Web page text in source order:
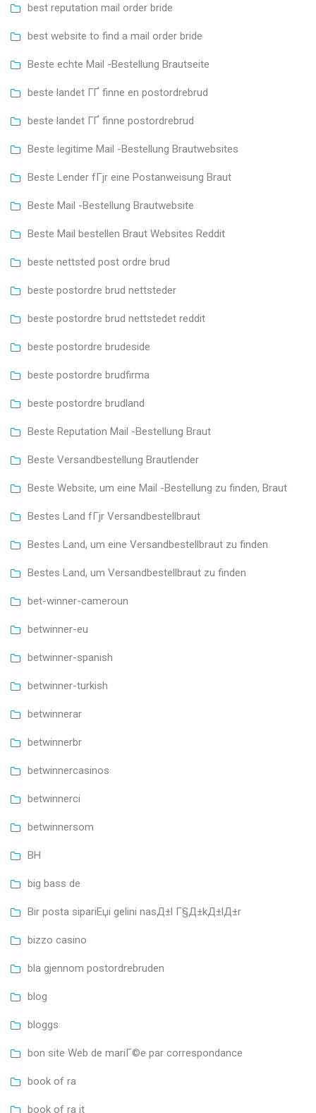
best reputation mail order bride
best website to find a mail order bride
Beste echte Mail -Bestellung Brautseite
beste landet ГҐ finne en postordrebrud
beste landet ГҐ finne postordrebrud
Beste legitime Mail -Bestellung Brautwebsites
Beste Lender fГјr eine Postanweisung Braut
Beste Mail -Bestellung Brautwebsite
Beste Mail bestellen Braut Websites Reddit
beste nettsted post ordre brud
beste postordre brud nettsteder
beste postordre brud nettstedet reddit
beste postordre brudeside
beste postordre brudfirma
beste postordre brudland
Beste Reputation Mail -Bestellung Braut
Beste Versandbestellung Brautlender
Beste Website, um eine Mail -Bestellung zu finden, Braut
Bestes Land fГјr Versandbestellbraut
Bestes Land, um eine Versandbestellbraut zu finden
Bestes Land, um Versandbestellbraut zu finden
bet-winner-cameroun
betwinner-eu
betwinner-spanish
betwinner-turkish
betwinnerar
betwinnerbr
betwinnercasinos
betwinnerci
betwinnersom
BH
big bass de
Bir posta sipariЕџi gelini nasД±l Г§Д±kД±lД±r
bizzo casino
bla gjennom postordrebruden
blog
bloggs
bon site Web de mariГ©e par correspondance
book of ra
book of ra it